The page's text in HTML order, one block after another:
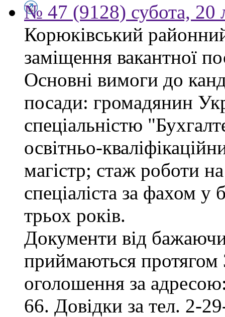
№ 47 (9128) субота, 20
Корюківський
заміщення вакантної
Основні вимоги до
посади: громадянин
спеціальністю
освітньо-
магістр; стаж роботи
спеціаліста за фахом
трьох років.
Документи від
приймаються протягом
оголошення за
66. Довідки за тел. 2-